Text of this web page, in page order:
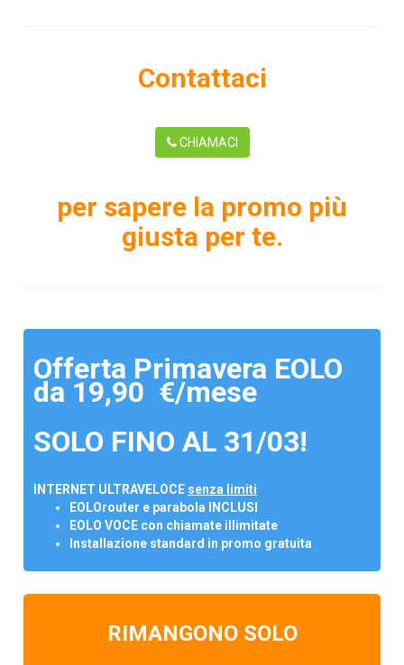
Contattaci
CHIAMACI
per sapere la promo più
giusta per te.
Offerta Primavera EOLO
da 19,90 €/mese
SOLO FINO AL 31/03!
INTERNET ULTRAVELOCE senza limiti
EOLOrouter e parabola INCLUSI
EOLO VOCE con chiamate illimitate
Installazione standard in promo gratuita
RIMANGONO SOLO